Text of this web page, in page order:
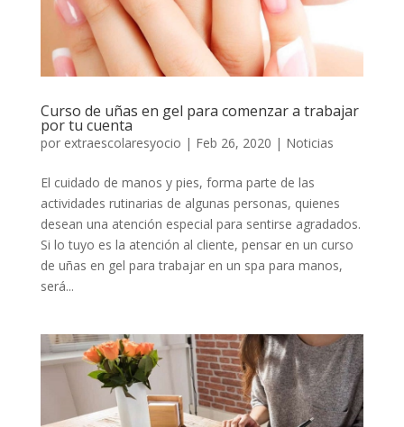
Curso de uñas en gel para comenzar a trabajar
por tu cuenta
por extraescolaresyocio | Feb 26, 2020 | Noticias
El cuidado de manos y pies, forma parte de las
actividades rutinarias de algunas personas, quienes
desean una atención especial para sentirse agradados.
Si lo tuyo es la atención al cliente, pensar en un curso
de uñas en gel para trabajar en un spa para manos,
será...